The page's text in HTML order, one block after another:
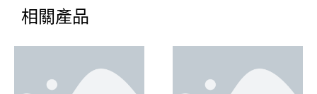
相關產品